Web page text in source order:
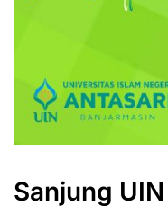
Sanjung